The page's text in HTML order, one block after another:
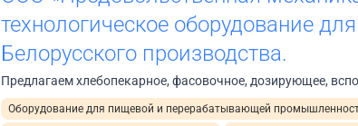
технологическое оборудование
Белорусского производства.
Предлагаем хлебопекарное, фасовочное, дозирующее,
Оборудование для пищевой и перерабатывающей